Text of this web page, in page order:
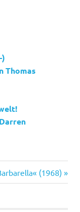
)
Thomas
(1968)